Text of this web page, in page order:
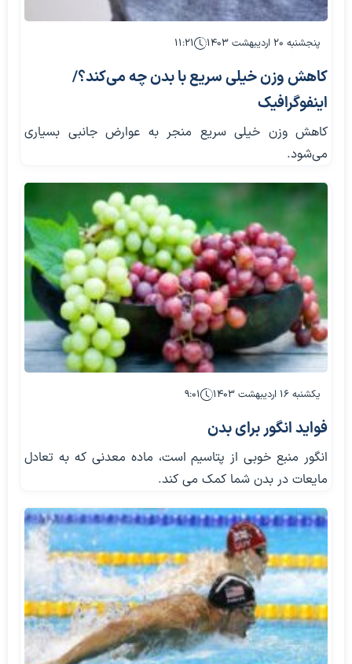
پنجشنبه ۲۰ اردیبهشت ۱۴۰۳ ۱۱:۲۱
کاهش وزن خیلی سریع با بدن چه می‌کند؟/
اینفوگرافیک
کاهش وزن خیلی سریع منجر به عوارض جانبی بسیاری
می‌شود.
یکشنبه ۱۶ اردیبهشت ۱۴۰۳ ۹:۰۱
فواید انگور برای بدن
انگور منبع خوبی از پتاسیم است، ماده معدنی که به تعادل
مایعات در بدن شما کمک می کند.